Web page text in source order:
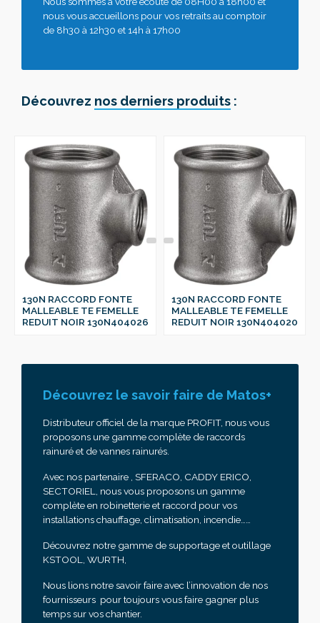
nous vous accueillons pour vos retraits au comptoir
de 8h30 à 12h30 et 14h à 17h00
Découvrez nos derniers produits :
130N RACCORD FONTE
MALLEABLE TE FEMELLE
REDUIT NOIR 130N404026
130N RACCORD FONTE
MALLEABLE TE FEMELLE
REDUIT NOIR 130N404020
Découvrez le savoir faire de Matos+
Distributeur officiel de la marque PROFIT, nous vous
proposons une gamme complète de raccords
rainuré et de vannes rainurés.
Avec nos partenaire , SFERACO, CADDY ERICO,
SECTORIEL, nous vous proposons un gamme
complète en robinetterie et raccord pour vos
installations chauffage, climatisation, incendie……
Découvrez notre gamme de supportage et outillage
KSTOOL, WURTH,
Nous lions notre savoir faire avec l’innovation de nos
fournisseurs pour toujours vous faire gagner plus
temps sur vos chantier.